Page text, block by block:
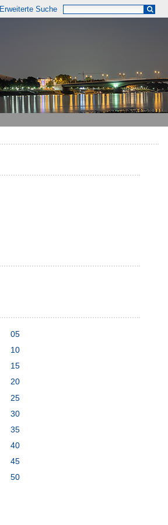
Erweiterte Suche
05
10
15
20
25
30
35
40
45
50